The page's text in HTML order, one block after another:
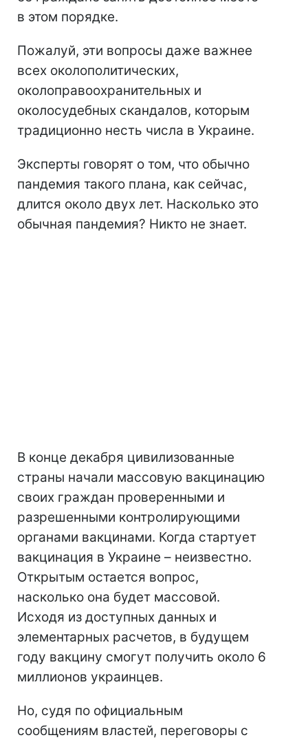
в этом порядке.
Пожалуй, эти вопросы даже важнее
всех околополитических,
околоправоохранительных и
околосудебных скандалов, которым
традиционно несть числа в Украине.
Эксперты говорят о том, что обычно
пандемия такого плана, как сейчас,
длится около двух лет. Насколько это
обычная пандемия? Никто не знает.
В конце декабря цивилизованные
страны начали массовую вакцинацию
своих граждан проверенными и
разрешенными контролирующими
органами вакцинами. Когда стартует
вакцинация в Украине – неизвестно.
Открытым остается вопрос,
насколько она будет массовой.
Исходя из доступных данных и
элементарных расчетов, в будущем
году вакцину смогут получить около 6
миллионов украинцев.
Но, судя по официальным
сообщениям властей, переговоры с